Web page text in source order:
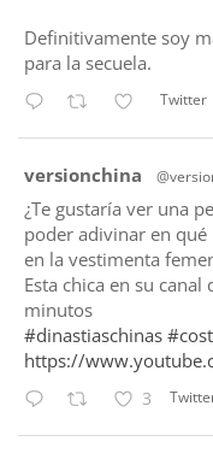
Definitivamente soy
para la secuela.
Twitter
versionchina
¿Te gustaría ver una
poder adivinar en
en la vestimenta
Esta chica en su
minutos
#dinastiaschinas
https://
3